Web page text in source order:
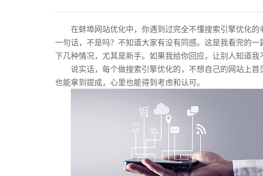
在蚌埠网站优化中，你遇到过完全不懂搜索引擎优化
一句话，不是吗？不知道大家有没有同感。这是我看完的
下几种情况，尤其是新手。如果我给你回应，让别人知道我
说实话，每个做搜索引擎优化的，不想自己的网站上
也能拿到提成，心里也能得到考虑和认可。